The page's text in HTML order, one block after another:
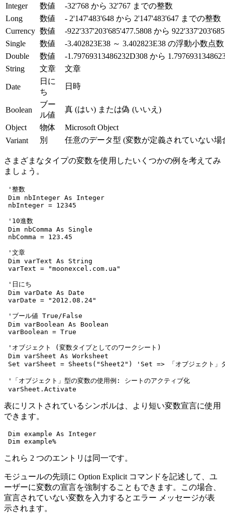
Integer 数値
-32'768 から 32'767 までの整数
Long
数値
- 2'147'483'648 から 2'147'483'647 までの整数
Currency 数値
-922'337'203'685'477.5808 から
Single
数値
-3.402823E38 ～ 3.402823E38 の浮動小数点
Double
数値
-1.79769313486232D308 から
String
文章 文章
Date
日に
ち
日時
Boolean
ブー
ル値
真 (はい) または偽 (いいえ)
Object 物体
Microsoft Object
Variant
別 任意のデータ型 (変数が定義されていない
さまざまなタイプの変数を使用したいくつかの例を考えてみ
ましょう。
'整数
Dim nbInteger As Integer
nbInteger = 12345
'10進数
Dim nbComma As Single
nbComma = 123.45
'文章
Dim varText As String
varText = "moonexcel.com.ua"
'日にち
Dim varDate As Date
varDate = "2012.08.24"
'ブール値 True/False
Dim varBoolean As Boolean
varBoolean = True
'オブジェクト (変数タイプとしてのワークシート)
Dim varSheet As Worksheet
Set varSheet = Sheets("Sheet2") 'Set => 「オブジェクト」タイ
'「オブジェクト」型の変数の使用例: シートのアクティブ化
表にリストされているシンボルは、より短い変数宣言に使用
できます。
Dim example As Integer
これら 2 つのエントリは同一です。
モジュールの先頭に Option Explicit コマンドを記述して、ユ
ーザーに変数の宣言を強制することもできます。この場合、
宣言されていない変数を入力するとエラー メッセージが表
示されます。